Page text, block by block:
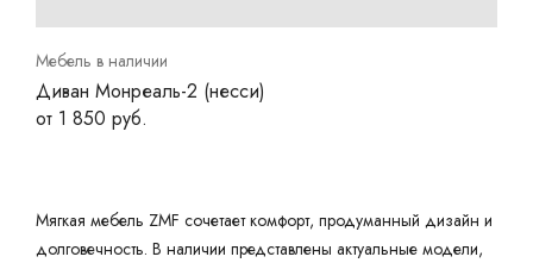
Мебель в наличии
Диван Монреаль-2 (несси)
от 1 850 руб.
Мягкая мебель ZMF сочетает комфорт, продуманный дизайн и
долговечность. В наличии представлены актуальные модели,